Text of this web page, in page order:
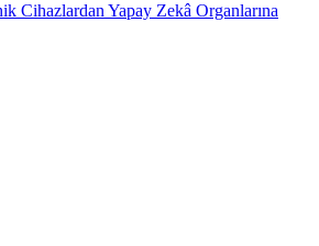
Cihazlardan Yapay Zekâ Organlarına